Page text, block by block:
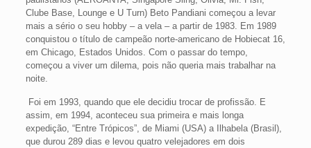
Clube Base, Lounge e U Turn) Beto Pandiani começou a levar
mais a sério o seu hobby – a vela – a partir de 1983. Em 1989
conquistou o título de campeão norte-americano de Hobiecat 16,
em Chicago, Estados Unidos. Com o passar do tempo,
começou a viver um dilema, pois não queria mais trabalhar na
noite.
Foi em 1993, quando que ele decidiu trocar de profissão. E
assim, em 1994, aconteceu sua primeira e mais longa
expedição, “Entre Trópicos”, de Miami (USA) a Ilhabela (Brasil),
que durou 289 dias e levou quatro velejadores em dois